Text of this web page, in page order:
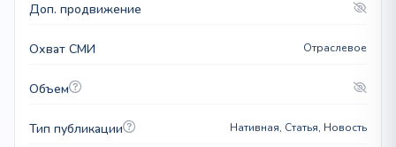
Доп. продвижение
Охват СМИ Отраслевое
Объем
Тип публикации Нативная, Статья, Новость